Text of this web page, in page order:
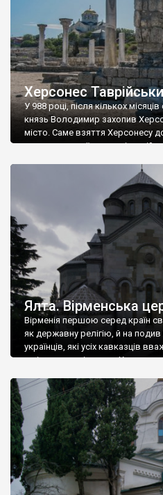
Херсонес
У 988 році, після кількох
князь Володимир захопив
місто. Саме взяття Херсонесу
диктувати свої умови
Херсонесі Володимир-язичник,
А потім було Хрещення Русі. На
Ялта. Вірменська
Вірменія першою серед країн
як державну релігію, й на подив
українців, які усіх кавказців
є відданими вірянами Христа